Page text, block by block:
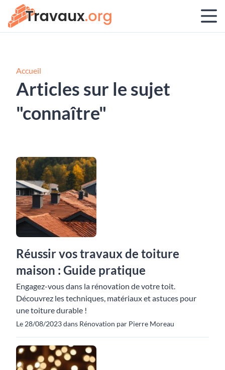
Accueil
Articles sur le sujet
"connaître"
Réussir vos travaux de toiture
maison : Guide pratique
Engagez-vous dans la rénovation de votre toit.
Découvrez les techniques, matériaux et astuces pour
une toiture durable !
Le 28/08/2023 dans Rénovation par Pierre Moreau